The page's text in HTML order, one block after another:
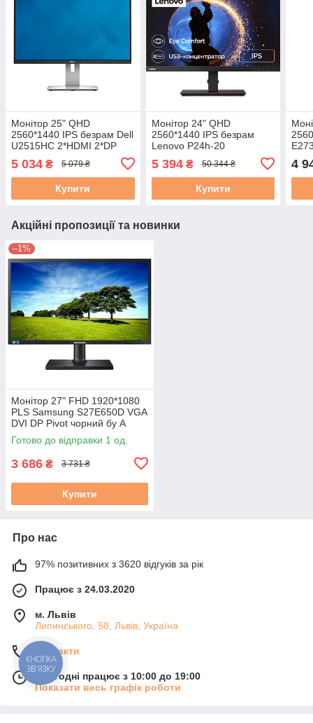
Монітор 25" QHD
2560*1440 IPS безрам Dell
U2515HC 2*HDMI 2*DP
USB3*4 Pivot чорний бу A-
5 034 ₴ 5 079 ₴
Купити
Монітор 24" QHD
2560*1440 IPS безрам
Lenovo P24h-20
(61F4GAT1UA) HDMI DP*2
USB3*2 USB-C 75W RJ-45
Pivot бу A
5 394₴ 50 344 ₴
Купити
4
Акційні пропозиції та новинки
–1%
Монітор 27" FHD 1920*1080
PLS Samsung S27E650D VGA
DVI DP Pivot чорний бу А
Готово до відправки 1 од.
3 686 ₴ 3 731 ₴
Купити
Про нас
97% позитивних з 3620 відгуків за рік
Працює з 24.03.2020
м. Львів
Липинського, 58, Львів, Україна
Контакти
Сьогодні працює з 10:00 до 19:00
Показати весь графік роботи
КНОПКА
ЗВ'ЯЗКУ